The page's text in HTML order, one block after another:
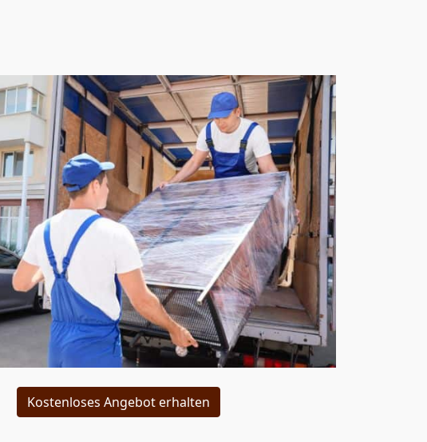
Kostenloses Angebot erhalten